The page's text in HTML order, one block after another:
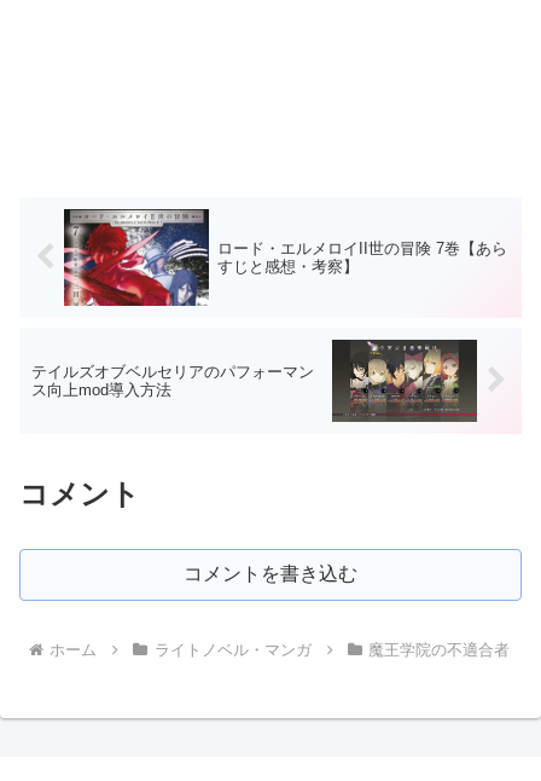
ロード・エルメロイII世の冒険 7巻【あら
すじと感想・考察】
テイルズオブベルセリアのパフォーマン
ス向上mod導入方法
コメント
コメントを書き込む
ホーム ライトノベル・マンガ 魔王学院の不適合者